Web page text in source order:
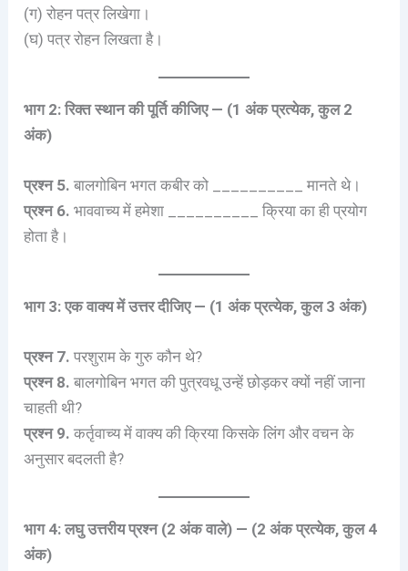
(ग) रोहन पत्र लिखेगा।
(घ) पत्र रोहन लिखता है।
भाग 2: रिक्त स्थान की पूर्ति कीजिए — (1 अंक प्रत्येक, कुल 2
अंक)
प्रश्न 5. बालगोबिन भगत कबीर को __________ मानते थे।
प्रश्न 6. भाववाच्य में हमेशा __________ क्रिया का ही प्रयोग
होता है।
भाग 3: एक वाक्य में उत्तर दीजिए — (1 अंक प्रत्येक, कुल 3 अंक)
प्रश्न 7. परशुराम के गुरु कौन थे?
प्रश्न 8. बालगोबिन भगत की पुत्रवधू उन्हें छोड़कर क्यों नहीं जाना
चाहती थी?
प्रश्न 9. कर्तृवाच्य में वाक्य की क्रिया किसके लिंग और वचन के
अनुसार बदलती है?
भाग 4: लघु उत्तरीय प्रश्न (2 अंक वाले) — (2 अंक प्रत्येक, कुल 4
अंक)